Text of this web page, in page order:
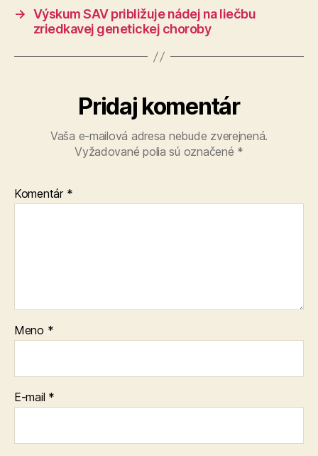
→ Výskum SAV približuje nádej na liečbu
zriedkavej genetickej choroby
Pridaj komentár
Vaša e-mailová adresa nebude zverejnená.
Vyžadované polia sú označené *
Komentár *
Meno *
E-mail *